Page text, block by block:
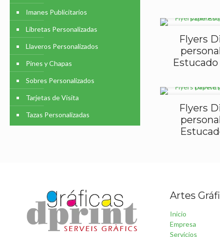
Flyers
Flyers
Imanes Publicitarios
Libretas Personalizadas
Llaveros Personalizados
Pines y Chapas
Sobres Personalizados
Tarjetas de Visita
Tazas Personalizadas
Artes
Inicio
Empresa
Servicios